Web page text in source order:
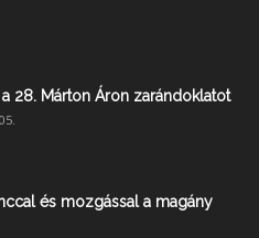
28. Márton Áron zarándoklatot
és mozgással a magány